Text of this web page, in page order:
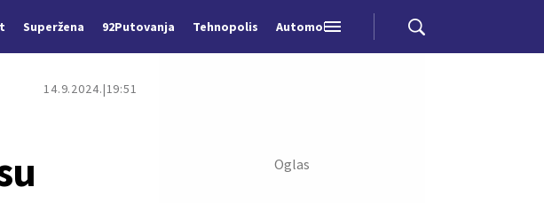
Superžena 92Putovanja Tehnopolis Automobili
14.9.2024. 19:51